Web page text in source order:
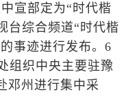
部定为“时代楷
台综合频道“时代楷
事迹进行发布。6
组织中央主要驻豫
邓州进行集中采